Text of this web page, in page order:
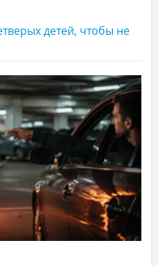
детей, чтобы не